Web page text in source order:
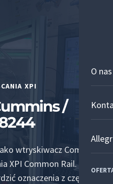
O nas
XPI
/
wtryskiwacz Common
XPI Common Rail.
oznaczenia z części,